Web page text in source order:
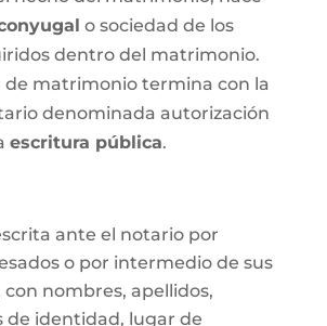
o sociedad de los
dentro del matrimonio.
de matrimonio termina con la
denominada autorización
escritura pública.
ante el notario por
o por intermedio de sus
con nombres, apellidos,
de identidad, lugar de